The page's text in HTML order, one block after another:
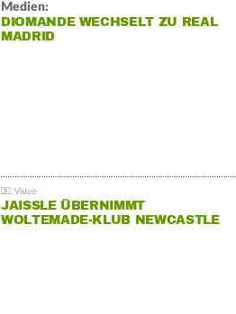
Medien:
DIOMANDE WECHSELT ZU REAL
MADRID
JAISSLE ÜBERNIMMT
WOLTEMADE-KLUB NEWCASTLE